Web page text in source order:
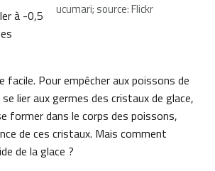
ucumari; source: Flickr
à -0,5
facile. Pour empêcher aux poissons de
lier aux germes des cristaux de glace,
former dans le corps des poissons,
de ces cristaux. Mais comment
de la glace ?